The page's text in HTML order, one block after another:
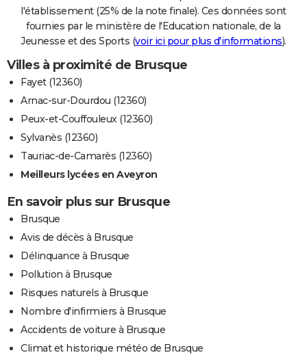
l'établissement (25% de la note finale). Ces données sont
fournies par le ministère de l'Education nationale, de la
Jeunesse et des Sports (voir ici pour plus d'informations).
Villes à proximité de Brusque
Fayet (12360)
Arnac-sur-Dourdou (12360)
Peux-et-Couffouleux (12360)
Sylvanès (12360)
Tauriac-de-Camarès (12360)
Meilleurs lycées en Aveyron
En savoir plus sur Brusque
Brusque
Avis de décès à Brusque
Délinquance à Brusque
Pollution à Brusque
Risques naturels à Brusque
Nombre d'infirmiers à Brusque
Accidents de voiture à Brusque
Climat et historique météo de Brusque